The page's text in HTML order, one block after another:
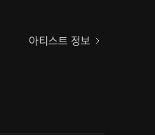
아티스트 정보